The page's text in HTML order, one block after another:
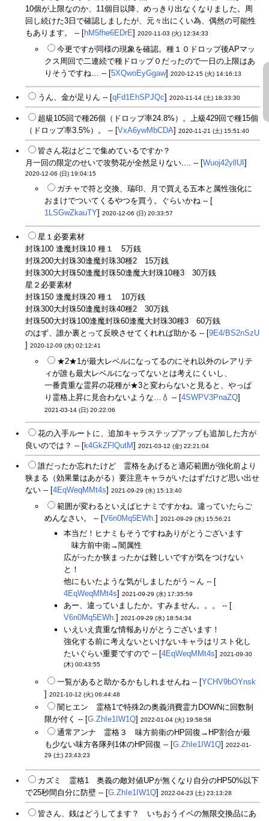
10個が上限なのか、11個目以降、めっきり出なくなりました。周
回し続けた3日で確認しましたが、元々出にくい為、偶然の可能性
もあります。 -- [hM5fhe6EDrE] 2020-11-03 (火) 12:34:33
今更ですが同様の現象を確認。種１０ドロップ後APマッ
クス周回で二連続で種ドロップ０だったので一日の上限はあ
りそうですね… -- [5XQwoEyGgaw] 2020-12-15 (火) 14:16:13
うん、金が足りん -- [qFd1EhSPJQc] 2020-11-14 (土) 18:33:30
超級105回で種26個（ドロップ率24.8%）。上級429回で種15個
（ドロップ率3.5%）。 -- [VxA6ywMbCDA] 2020-11-21 (土) 15:51:40
皆さん花はどこで集めているですか？
月一回の限定のせいで攻勢花が全然足りない.... -- [Wuoj42yllUI ]
2020-12-06 (日) 19:04:15
ガチャで符と交換、瑞印、月で買える五本と属性強化に
おまけでついてくるやつを買う。ぐらいかね -- [
1LSGwZkauTY] 2020-12-06 (日) 20:33:57
星１必要素材
封珠100 逢魔封珠10 種１ 5万銭
封珠200大封珠30逢魔封珠30種2 15万銭
封珠300大封珠50逢魔封珠50逢魔大封珠10種3 30万銭
星２必要素材
封珠150 逢魔封珠20 種１ 10万銭
封珠300大封珠50逢魔封珠40種2 30万銭
封珠500大封珠100逢魔封珠60逢魔大封珠30種3 60万銭
のはず、誰か裏とって反映させてくれれば助かる -- [9E4/BS2nSzU
] 2020-12-09 (水) 02:12:41
★2★1が最大レベルになってるのにそれ以外のレアリテ
ィが誰も最大レベルになってないとは考えにくいし、
一番貴重な霊昇の花種が★3と変わらないと見ると、やっぱ
り霊格上昇に見合わないような…💧 -- [4SWPV3PnaZQ]
2021-03-14 (日) 20:22:06
花の入手ルートに、追加キャラステップアップも追加した方が
良いのでは？ -- [k4GkZFlQutM] 2021-03-12 (金) 22:21:04
誰だったか忘れたけど 霊格をあげると適応範囲が強化前より
狭まる（効果量はあがる）要注意キャラがいたはずだけど思い出せ
ない -- [4EqWeqMMt4s] 2021-09-29 (水) 15:13:40
範囲が変わるといえばヒナミですかね。違っていたらご
めんなさい。 -- [V6n0Mq5EWh.] 2021-09-29 (水) 15:56:21
本当だ！ヒナミもそうですねありがとうございます
味方前中衛→闇属性
広がったか狭まったかは難しいですが気をつけない
と！
他にもいたような気がしましたがう～ん -- [
4EqWeqMMt4s] 2021-09-29 (水) 17:35:59
あー、違っていましたか。すみません。。。 -- [
V6n0Mq5EWh.] 2021-09-29 (水) 18:54:34
いえいえ貴重な情報ありがとうございます！
強化する前に考えないといけないキャラはリスト化し
たいぐらい重要ですので -- [4EqWeqMMt4s] 2021-09-30
(木) 00:43:55
一覧があると助かるかもしれませんね -- [YCHV9bOYnsk
] 2021-10-12 (火) 06:44:48
闇ヒエン 霊格1で特殊2の奥義消費霊力DOWNに回数制
限が付く -- [G.ZhIe1IW1Q] 2022-01-04 (火) 19:58:58
通常アンナ 霊格３ 味方前衛のHP回復→HP割合が最
も少ない味方各隊列1体のHP回復 -- [G.ZhIe1IW1Q] 2022-01-
29 (土) 23:43:23
カズミ 霊格1 奥義の敵対値UPが無くなり自分のHP50%以下
で25秒間自分に防壁 -- [G.ZhIe1IW1Q] 2022-04-23 (土) 23:13:28
皆さん、銭はどうしてます？ いちおうイベの無限交換品にあ